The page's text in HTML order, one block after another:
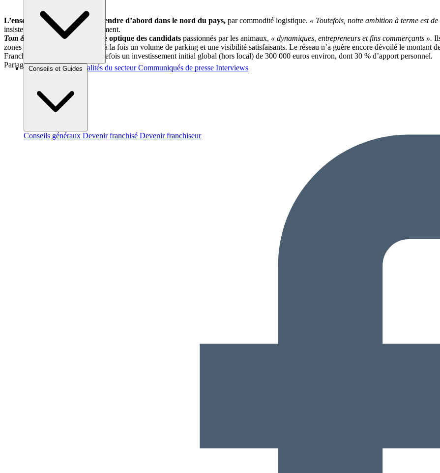
Brèves et actus Actualités du secteur Communiqués de presse Interviews
Conseils et Guides
Conseils généraux Devenir franchisé Devenir franchiseur
L’enseigne a l’intention de s’étendre d’abord dans le nord du pays, par commodité logistique. « Toutefois, notre ambition à terme est
insiste le directeur du développement.
Tom & Co
recherche dans cette optique des candidats passionnés par les animaux, « dynamiques, entrepreneurs et fins commerçants ».
zones commerciales leur offrant à la fois un volume de parking et une visibilité satisfaisants. Le réseau n’a guère encore dévoilé le montant
Franchise Expo). Il annonce toutefois un investissement initial global (hors local) de 300 000 euros environ, dont 30 % d’apport personnel.
Partager sur :